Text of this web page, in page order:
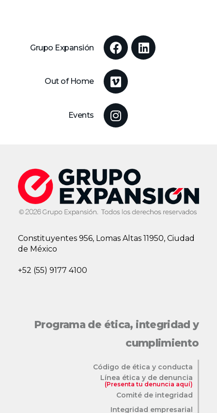
Grupo Expansión
Out of Home
Events
Constituyentes 956, Lomas Altas 11950, Ciudad
de México
+52 (55) 9177 4100
Programa de ética, integridad y
cumplimiento
Código de ética y conducta
Línea ética y de denuncia
(Presenta tu denuncia aquí)
Comité de integridad
Integridad empresarial